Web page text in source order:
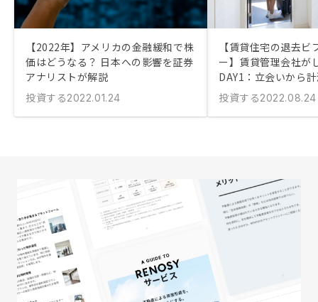
【2022年】アメリカの金融緩和で株
価はどうなる？ 日本への影響を証券
アナリストが解説
投資する2022.01.24
【賃貸住宅の退去ビ
ー】賃貸管理会社が
DAY1：立会いから
投資する2022.08.24